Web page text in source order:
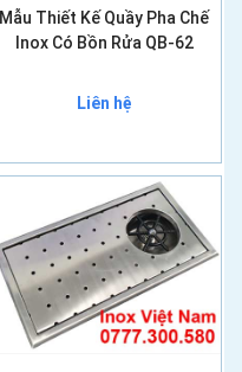
Mẫu Thiết Kế Quầy Pha Chế
Inox Có Bồn Rửa QB-62
Liên hệ